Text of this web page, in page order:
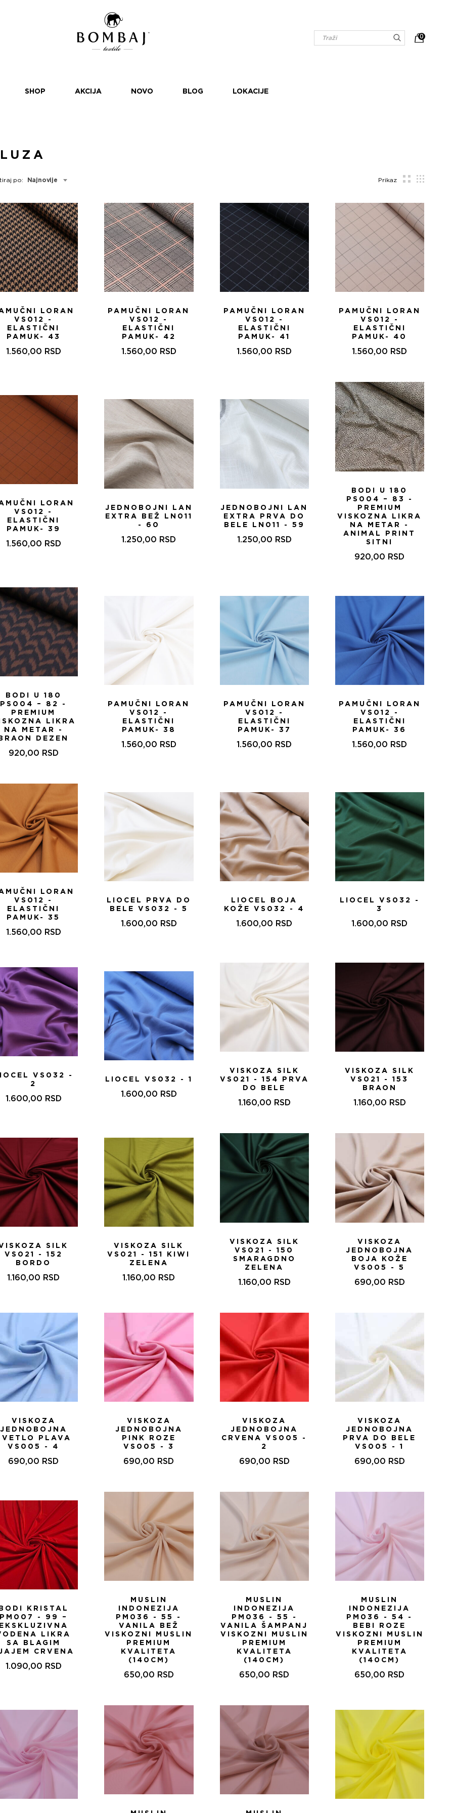
0
SHOP AKCIJA NOVO BLOG LOKACIJE
po: Najnovije Prikaz
LORAN
VS012 -
ELASTIČNI
PAMUK- 43
1.560,00 RSD
PAMUČNI LORAN
VS012 -
ELASTIČNI
PAMUK- 42
1.560,00 RSD
PAMUČNI LORAN
VS012 -
ELASTIČNI
PAMUK- 41
1.560,00 RSD
PAMUČNI LORAN
VS012 -
ELASTIČNI
PAMUK- 40
1.560,00 RSD
LORAN
VS012 -
ELASTIČNI
PAMUK- 39
1.560,00 RSD
JEDNOBOJNI LAN
EXTRA BEŽ LN011
- 60
1.250,00 RSD
JEDNOBOJNI LAN
EXTRA PRVA DO
BELE LN011 - 59
1.250,00 RSD
BODI U 180
PS004 – 83 -
PREMIUM
VISKOZNA LIKRA
NA METAR -
ANIMAL PRINT
SITNI
920,00 RSD
BODI U 180
PS004 – 82 -
PREMIUM
LIKRA
NA METAR -
DEZEN
920,00 RSD
PAMUČNI LORAN
VS012 -
ELASTIČNI
PAMUK- 38
1.560,00 RSD
PAMUČNI LORAN
VS012 -
ELASTIČNI
PAMUK- 37
1.560,00 RSD
PAMUČNI LORAN
VS012 -
ELASTIČNI
PAMUK- 36
1.560,00 RSD
LORAN
VS012 -
ELASTIČNI
PAMUK- 35
1.560,00 RSD
LIOCEL PRVA DO
BELE VS032 - 5
1.600,00 RSD
LIOCEL BOJA
KOŽE VS032 - 4
1.600,00 RSD
LIOCEL VS032 -
3
1.600,00 RSD
VS032 -
2
1.600,00 RSD
LIOCEL VS032 - 1
1.600,00 RSD
VISKOZA SILK
VS021 - 154 PRVA
DO BELE
1.160,00 RSD
VISKOZA SILK
VS021 - 153
BRAON
1.160,00 RSD
SILK
VS021 - 152
BORDO
1.160,00 RSD
VISKOZA SILK
VS021 - 151 KIWI
ZELENA
1.160,00 RSD
VISKOZA SILK
VS021 - 150
SMARAGDNO
ZELENA
1.160,00 RSD
VISKOZA
JEDNOBOJNA
BOJA KOŽE
VS005 - 5
690,00 RSD
VISKOZA
JEDNOBOJNA
PLAVA
VS005 - 4
690,00 RSD
VISKOZA
JEDNOBOJNA
PINK ROZE
VS005 - 3
690,00 RSD
VISKOZA
JEDNOBOJNA
CRVENA VS005 -
2
690,00 RSD
VISKOZA
JEDNOBOJNA
PRVA DO BELE
VS005 - 1
690,00 RSD
KRISTAL
- 99 –
LIKRA
SA BLAGIM
CRVENA
1.090,00 RSD
MUSLIN
INDONEZIJA
PM036 - 55 -
VANILA BEŽ
VISKOZNI MUSLIN
PREMIUM
KVALITETA
(140CM)
650,00 RSD
MUSLIN
INDONEZIJA
PM036 - 55 -
VANILA ŠAMPANJ
VISKOZNI MUSLIN
PREMIUM
KVALITETA
(140CM)
650,00 RSD
MUSLIN
INDONEZIJA
PM036 - 54 -
BEBI ROZE
VISKOZNI MUSLIN
PREMIUM
KVALITETA
(140CM)
650,00 RSD